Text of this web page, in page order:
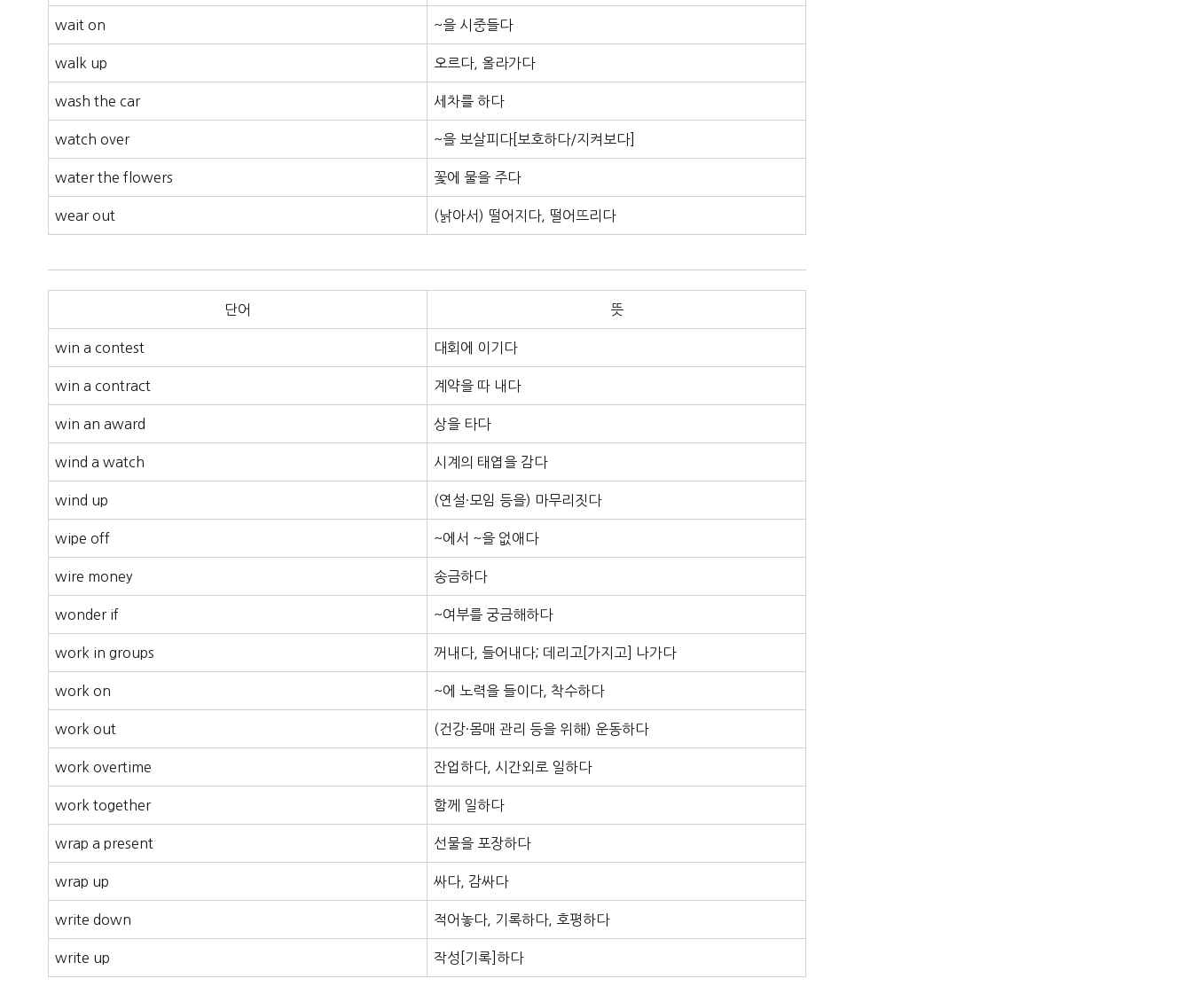
wait on ~을 시중들다
walk up 오르다, 올라가다
wash the car 세차를 하다
watch over ~을 보살피다[보호하다/지켜보다]
water the flowers 꽃에 물을 주다
wear out (낡아서) 떨어지다, 떨어뜨리다
단어 뜻
win a contest 대회에 이기다
win a contract 계약을 따 내다
win an award 상을 타다
wind a watch 시계의 태엽을 감다
wind up (연설·모임 등을) 마무리짓다
wipe off ~에서 ~을 없애다
wire money 송금하다
wonder if ~여부를 궁금해하다
work in groups 꺼내다, 들어내다; 데리고[가지고] 나가다
work on ~에 노력을 들이다, 착수하다
work out (건강·몸매 관리 등을 위해) 운동하다
work overtime 잔업하다, 시간외로 일하다
work together 함께 일하다
wrap a present 선물을 포장하다
wrap up 싸다, 감싸다
write down 적어놓다, 기록하다, 호평하다
write up 작성[기록]하다